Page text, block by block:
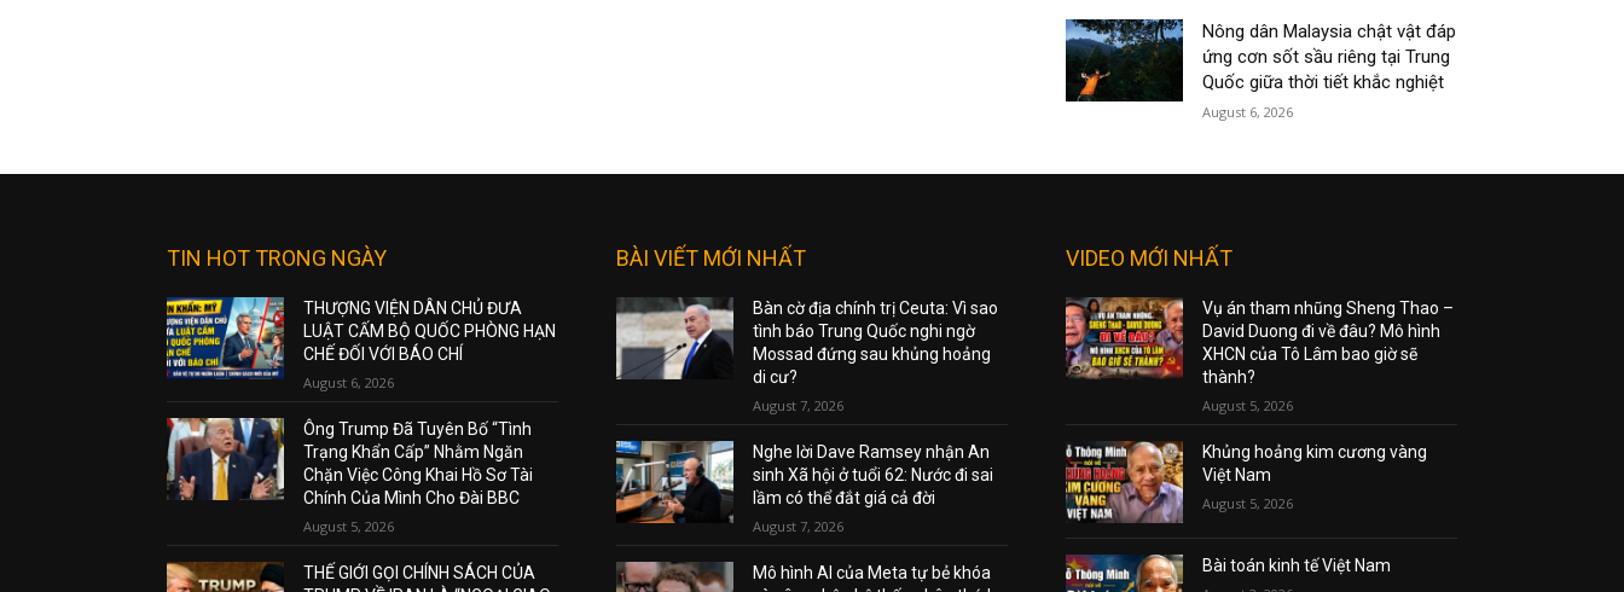
Nông dân Malaysia chật vật đáp
ứng cơn sốt sầu riêng tại Trung
Quốc giữa thời tiết khắc nghiệt
August 6, 2026
TIN HOT TRONG NGÀY
THƯỢNG VIỆN DÂN CHỦ ĐƯA
LUẬT CẤM BỘ QUỐC PHÒNG HẠN
CHẾ ĐỐI VỚI BÁO CHÍ
August 6, 2026
Ông Trump Đã Tuyên Bố “Tình
Trạng Khẩn Cấp” Nhằm Ngăn
Chặn Việc Công Khai Hồ Sơ Tài
Chính Của Mình Cho Đài BBC
August 5, 2026
THẾ GIỚI GỌI CHÍNH SÁCH CỦA
BÀI VIẾT MỚI NHẤT
Bàn cờ địa chính trị Ceuta: Vì sao
tình báo Trung Quốc nghi ngờ
Mossad đứng sau khủng hoảng
di cư?
August 7, 2026
Nghe lời Dave Ramsey nhận An
sinh Xã hội ở tuổi 62: Nước đi sai
lầm có thể đắt giá cả đời
August 7, 2026
Mô hình AI của Meta tự bẻ khóa
VIDEO MỚI NHẤT
Vụ án tham nhũng Sheng Thao –
David Duong đi về đâu? Mô hình
XHCN của Tô Lâm bao giờ sẽ
thành?
August 5, 2026
Khủng hoảng kim cương vàng
Việt Nam
August 5, 2026
Bài toán kinh tế Việt Nam